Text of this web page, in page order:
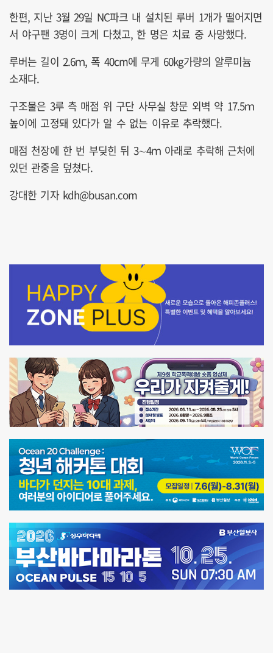
한편, 지난 3월 29일 NC파크 내 설치된 루버 1개가 떨어지면
서 야구팬 3명이 크게 다쳤고, 한 명은 치료 중 사망했다.
루버는 길이 2.6ｍ, 폭 40cm에 무게 60kg가량의 알루미늄
소재다.
구조물은 3루 측 매점 위 구단 사무실 창문 외벽 약 17.5ｍ
높이에 고정돼 있다가 알 수 없는 이유로 추락했다.
매점 천장에 한 번 부딪힌 뒤 3∼4ｍ 아래로 추락해 근처에
있던 관중을 덮쳤다.
강대한 기자 kdh@busan.com